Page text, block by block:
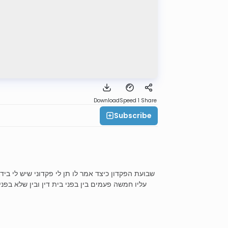
DownloadSpeed 1 Share
Subscribe
שבועת הפקדון כיצד אמר לו תן לי פקדוני שיש לי
עליו חמשה פעמים בין בפני בית דין ובין שלא